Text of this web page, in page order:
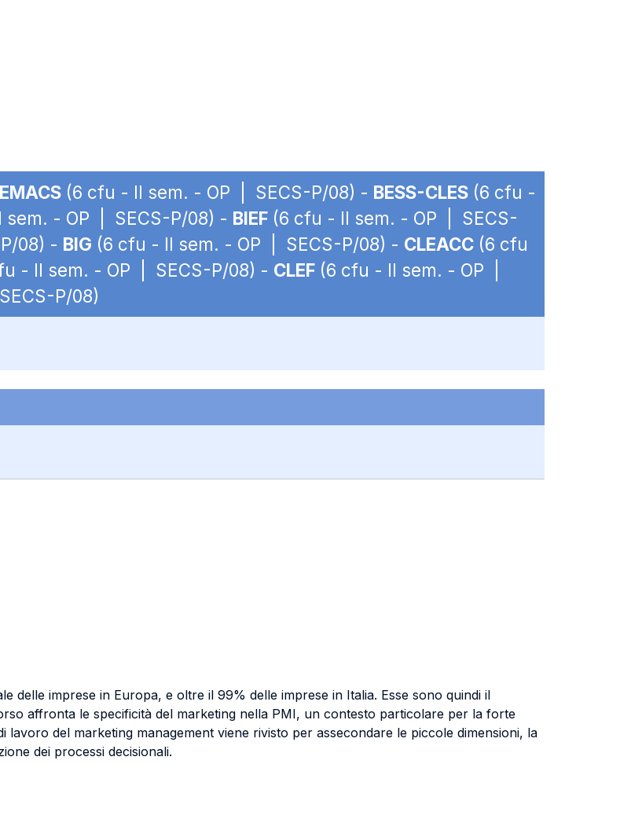
(6 cfu - II sem. - OP | SECS-P/08) - BESS-CLES (6 cfu -
sem. - OP | SECS-P/08) - BIEF (6 cfu - II sem. - OP | SECS-
08) - BIG (6 cfu - II sem. - OP | SECS-P/08) - CLEACC (6 cfu
- II sem. - OP | SECS-P/08) - CLEF (6 cfu - II sem. - OP |
P/08)
delle imprese in Europa, e oltre il 99% delle imprese in Italia. Esse sono quindi il
affronta le specificità del marketing nella PMI, un contesto particolare per la forte
del marketing management viene rivisto per assecondare le piccole dimensioni, la
dei processi decisionali.